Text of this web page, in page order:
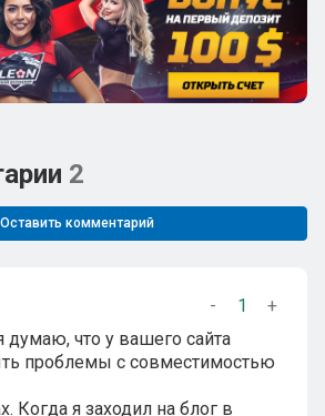
2
Оставить комментарий
- 1
+
думаю, что у вашего сайта
проблемы с совместимостью
Когда я заходил на блог в